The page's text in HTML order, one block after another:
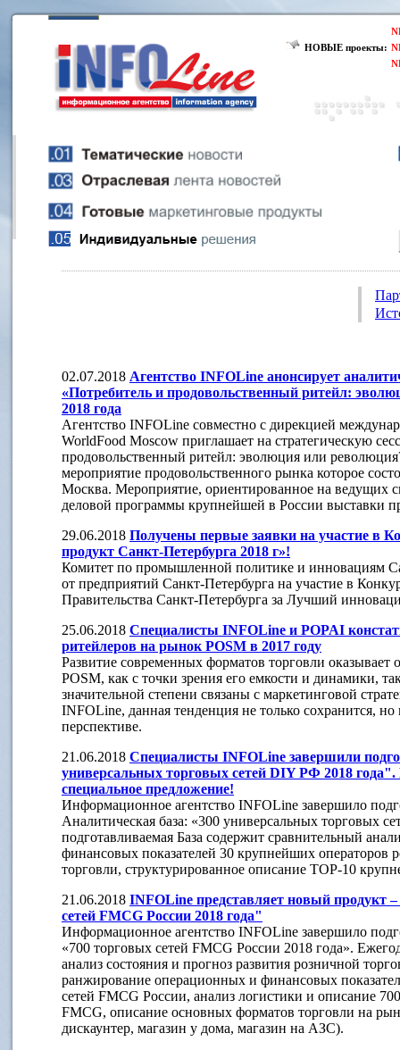
НОВЫЕ проекты:
02.07.2018 Агентство INFOLine анонсирует
«Потребитель и продовольственный ритейл:
2018 года
Агентство INFOLine совместно с дирекцией
WorldFood Moscow приглашает на стратегическую
продовольственный ритейл: эволюция или
мероприятие продовольственного рынка которое
Москва. Мероприятие, ориентированное на ведущих
деловой программы крупнейшей в России выставки
29.06.2018 Получены первые заявки на участие в
продукт Санкт-Петербурга 2018 г»!
Комитет по промышленной политике и инновациям
от предприятий Санкт-Петербурга на участие в
Правительства Санкт-Петербурга за Лучший
25.06.2018 Специалисты INFOLine и POPAI
ритейлеров на рынок POSM в 2017 году
Развитие современных форматов торговли
POSM, как с точки зрения его емкости и динамики,
значительной степени связаны с маркетинговой
INFOLine, данная тенденция не только сохранится, но
перспективе.
21.06.2018 Специалисты INFOLine завершили
универсальных торговых сетей DIY РФ 2018 года".
специальное предложение!
Информационное агентство INFOLine завершило
Аналитическая база: «300 универсальных торговых
подготавливаемая База содержит сравнительный
финансовых показателей 30 крупнейших операторов
торговли, структурированное описание TOP-10
21.06.2018 INFOLine представляет новый продукт
сетей FMCG России 2018 года"
Информационное агентство INFOLine завершило
«700 торговых сетей FMCG России 2018 года».
анализ состояния и прогноз развития розничной
ранжирование операционных и финансовых
сетей FMCG России, анализ логистики и описание
FMCG, описание основных форматов торговли на
дискаунтер, магазин у дома, магазин на АЗС).